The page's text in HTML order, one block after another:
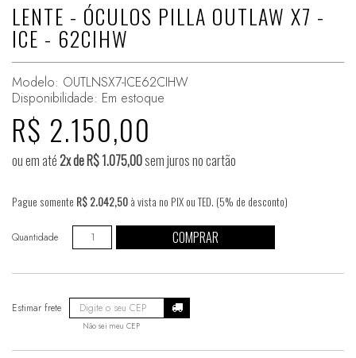
LENTE - ÓCULOS PILLA OUTLAW X7 -
ICE - 62CIHW
Modelo: OUTLNSX7-ICE62CIHW
Disponibilidade: Em estoque
R$ 2.150,00
ou em até2x de R$ 1.075,00sem juros no cartão
Pague somente R$ 2.042,50 à vista no PIX ou TED. (5% de desconto)
Quantidade COMPRAR
Não sei meu CEP